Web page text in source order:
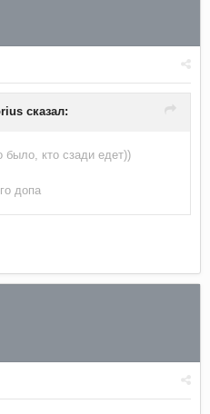
сказал:
кто сзади едет))
допа